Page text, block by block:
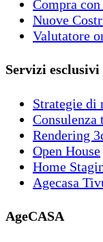
Compra con
Nuove
Valutatore
Servizi esclusivi
Strategie di
Consulenza
Rendering
Open House
Home
Agecasa
AgeCASA